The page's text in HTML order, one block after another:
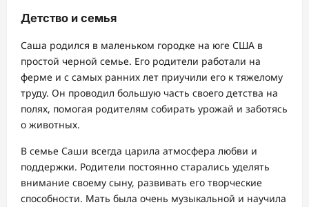
Детство и семья
Саша родился в маленьком городке на юге США в
простой черной семье. Его родители работали на
ферме и с самых ранних лет приучили его к тяжелому
труду. Он проводил большую часть своего детства на
полях, помогая родителям собирать урожай и заботясь
о животных.
В семье Саши всегда царила атмосфера любви и
поддержки. Родители постоянно старались уделять
внимание своему сыну, развивать его творческие
способности. Мать была очень музыкальной и научила